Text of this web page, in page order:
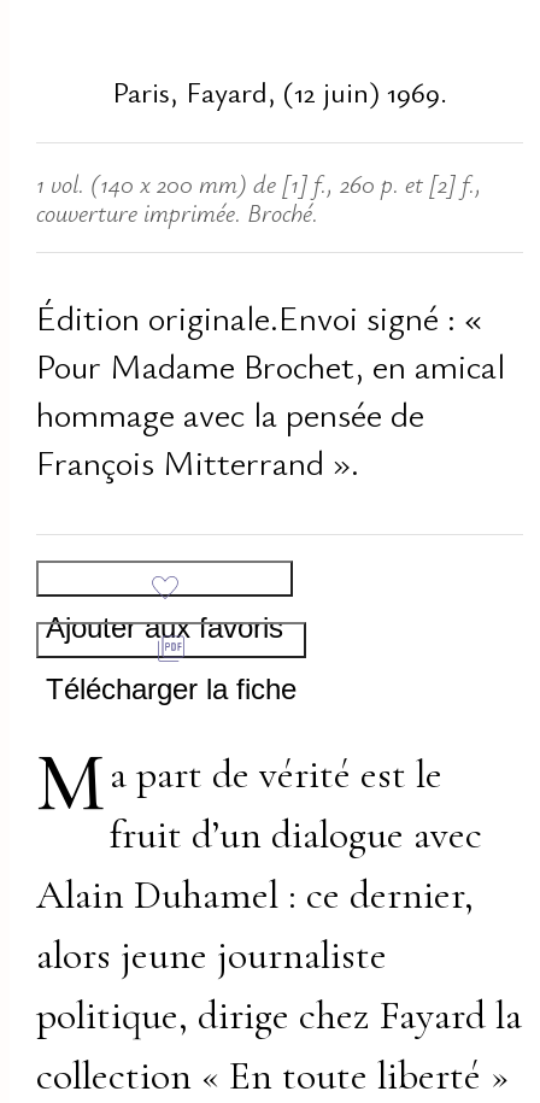
Paris, Fayard, (12 juin) 1969.
1 vol. (140 x 200 mm) de [1] f., 260 p. et [2] f.,
couverture imprimée. Broché.
Édition originale.Envoi signé : «
Pour Madame Brochet, en amical
hommage avec la pensée de
François Mitterrand ».
Ajouter aux favoris
Télécharger la fiche
Ma part de vérité est le
fruit d’un dialogue avec
Alain Duhamel : ce dernier,
alors jeune journaliste
politique, dirige chez Fayard la
collection « En toute liberté »